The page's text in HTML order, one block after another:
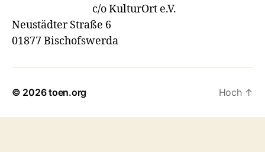
c/o KulturOrt e.V.
Neustädter Straße 6
01877 Bischofswerda
© 2026toen.org Hoch ↑